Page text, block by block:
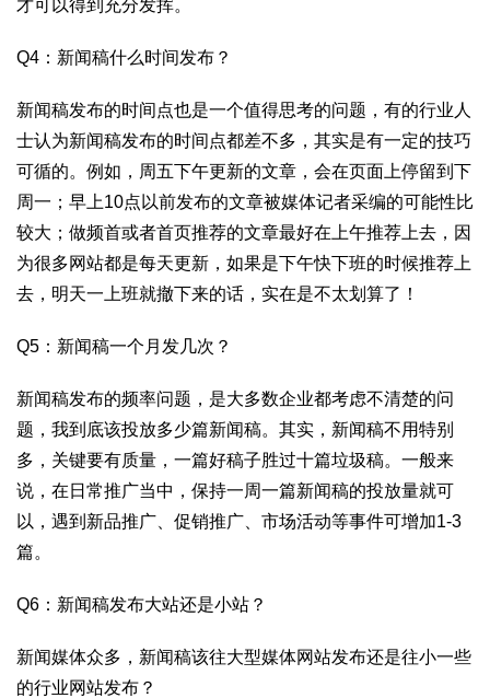
才可以得到充分发挥。
Q4：新闻稿什么时间发布？
新闻稿发布的时间点也是一个值得思考的问题，有的行业人
士认为新闻稿发布的时间点都差不多，其实是有一定的技巧
可循的。例如，周五下午更新的文章，会在页面上停留到下
周一；早上10点以前发布的文章被媒体记者采编的可能性比
较大；做频首或者首页推荐的文章最好在上午推荐上去，因
为很多网站都是每天更新，如果是下午快下班的时候推荐上
去，明天一上班就撤下来的话，实在是不太划算了！
Q5：新闻稿一个月发几次？
新闻稿发布的频率问题，是大多数企业都考虑不清楚的问
题，我到底该投放多少篇新闻稿。其实，新闻稿不用特别
多，关键要有质量，一篇好稿子胜过十篇垃圾稿。一般来
说，在日常推广当中，保持一周一篇新闻稿的投放量就可
以，遇到新品推广、促销推广、市场活动等事件可增加1-3
篇。
Q6：新闻稿发布大站还是小站？
新闻媒体众多，新闻稿该往大型媒体网站发布还是往小一些
的行业网站发布？